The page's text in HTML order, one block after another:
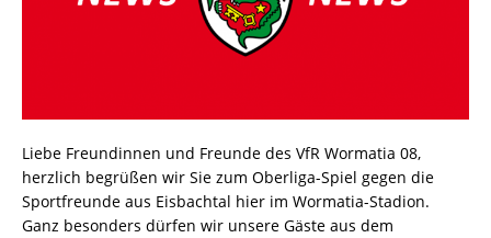
Liebe Freundinnen und Freunde des VfR Wormatia 08,
herzlich begrüßen wir Sie zum Oberliga-Spiel gegen die
Sportfreunde aus Eisbachtal hier im Wormatia-Stadion.
Ganz besonders dürfen wir unsere Gäste aus dem